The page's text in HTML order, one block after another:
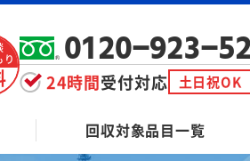
り
0120-923-
24時間受付対応 土日祝OK
回収対象品目一覧